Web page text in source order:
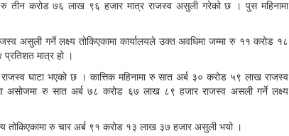
रु तीन करोड ७६ लाख ९६ हजार मात्र राजस्व असुली गरेको छ । पुस महिनामा
असुली गर्ने लक्ष्य तोकिएकामा कार्यालयले उक्त अवधिमा जम्मा रु ११ करोड १८
मात्र हो ।
घाटा भएको छ । कात्तिक महिनामा रु सात अर्ब ३० करोड ५९ लाख राजस्व
असोजमा रु सात अर्ब ७८ करोड ६७ लाख ८९ हजार राजस्व असली गर्ने लक्ष्य
तोकिएकामा रु चार अर्ब ९१ करोड १३ लाख ३७ हजार असुली भयो ।